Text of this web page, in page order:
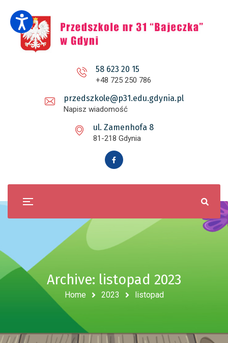
58 623 20 15
+48 725 250 786
przedszkole@p31.edu.gdynia.pl
Napisz wiadomość
ul. Zamenhofa 8
81-218 Gdynia
Archive: listopad 2023
Home 2023 listopad